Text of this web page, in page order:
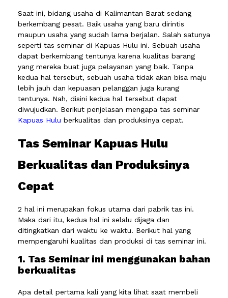
Saat ini, bidang usaha di Kalimantan Barat sedang
berkembang pesat. Baik usaha yang baru dirintis
maupun usaha yang sudah lama berjalan. Salah satunya
seperti tas seminar di Kapuas Hulu ini. Sebuah usaha
dapat berkembang tentunya karena kualitas barang
yang mereka buat juga pelayanan yang baik. Tanpa
kedua hal tersebut, sebuah usaha tidak akan bisa maju
lebih jauh dan kepuasan pelanggan juga kurang
tentunya. Nah, disini kedua hal tersebut dapat
diwujudkan. Berikut penjelasan mengapa tas seminar
Kapuas Hulu berkualitas dan produksinya cepat.
Tas Seminar Kapuas Hulu
Berkualitas dan Produksinya
Cepat
2 hal ini merupakan fokus utama dari pabrik tas ini.
Maka dari itu, kedua hal ini selalu dijaga dan
ditingkatkan dari waktu ke waktu. Berikut hal yang
mempengaruhi kualitas dan produksi di tas seminar ini.
1. Tas Seminar ini menggunakan bahan
berkualitas
Apa detail pertama kali yang kita lihat saat membeli